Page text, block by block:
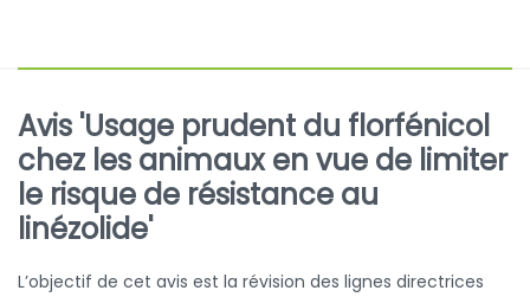
Avis 'Usage prudent du florfénicol
chez les animaux en vue de limiter
le risque de résistance au
linézolide'
L’objectif de cet avis est la révision des lignes directrices